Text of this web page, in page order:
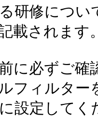
研修につい
載されます
に必ずご確
フィルタ
設定してく